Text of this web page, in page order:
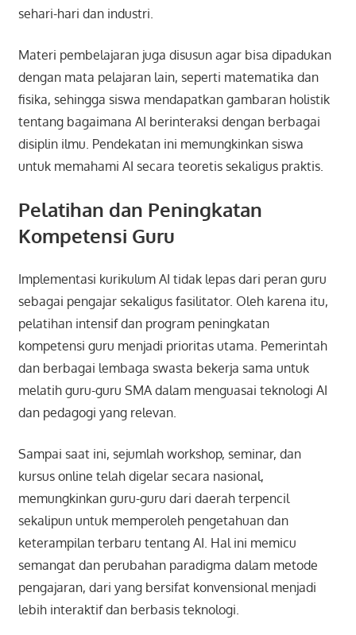
sehari-hari dan industri.
Materi pembelajaran juga disusun agar bisa dipadukan
dengan mata pelajaran lain, seperti matematika dan
fisika, sehingga siswa mendapatkan gambaran holistik
tentang bagaimana AI berinteraksi dengan berbagai
disiplin ilmu. Pendekatan ini memungkinkan siswa
untuk memahami AI secara teoretis sekaligus praktis.
Pelatihan dan Peningkatan
Kompetensi Guru
Implementasi kurikulum AI tidak lepas dari peran guru
sebagai pengajar sekaligus fasilitator. Oleh karena itu,
pelatihan intensif dan program peningkatan
kompetensi guru menjadi prioritas utama. Pemerintah
dan berbagai lembaga swasta bekerja sama untuk
melatih guru-guru SMA dalam menguasai teknologi AI
dan pedagogi yang relevan.
Sampai saat ini, sejumlah workshop, seminar, dan
kursus online telah digelar secara nasional,
memungkinkan guru-guru dari daerah terpencil
sekalipun untuk memperoleh pengetahuan dan
keterampilan terbaru tentang AI. Hal ini memicu
semangat dan perubahan paradigma dalam metode
pengajaran, dari yang bersifat konvensional menjadi
lebih interaktif dan berbasis teknologi.